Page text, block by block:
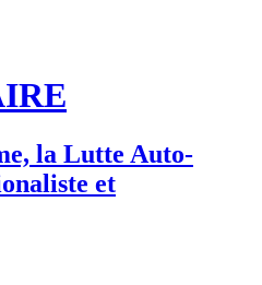
la Lutte Auto-
et